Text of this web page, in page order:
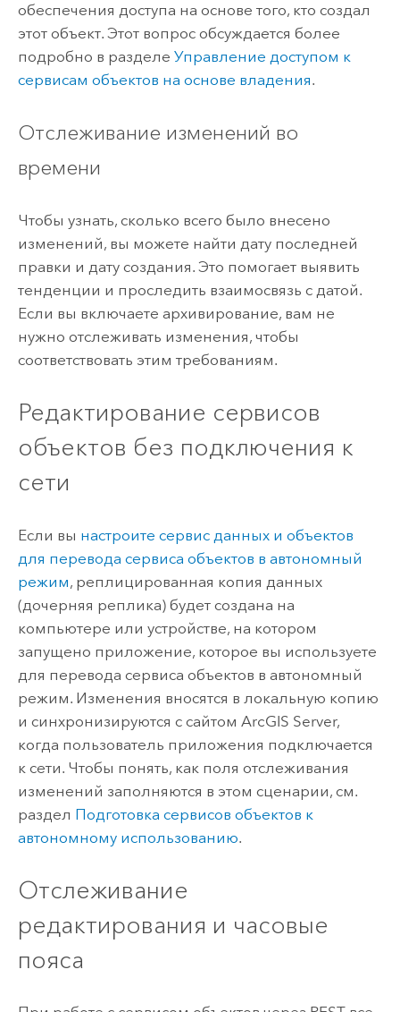
обеспечения доступа на основе того, кто создал
этот объект. Этот вопрос обсуждается более
подробно в разделе Управление доступом к
сервисам объектов на основе владения.
Отслеживание изменений во
времени
Чтобы узнать, сколько всего было внесено
изменений, вы можете найти дату последней
правки и дату создания. Это помогает выявить
тенденции и проследить взаимосвязь с датой.
Если вы включаете архивирование, вам не
нужно отслеживать изменения, чтобы
соответствовать этим требованиям.
Редактирование сервисов
объектов без подключения к
сети
Если вы настроите сервис данных и объектов
для перевода сервиса объектов в автономный
режим, реплицированная копия данных
(дочерняя реплика) будет создана на
компьютере или устройстве, на котором
запущено приложение, которое вы используете
для перевода сервиса объектов в автономный
режим. Изменения вносятся в локальную копию
и синхронизируются с сайтом ArcGIS Server,
когда пользователь приложения подключается
к сети. Чтобы понять, как поля отслеживания
изменений заполняются в этом сценарии, см.
раздел Подготовка сервисов объектов к
автономному использованию.
Отслеживание
редактирования и часовые
пояса